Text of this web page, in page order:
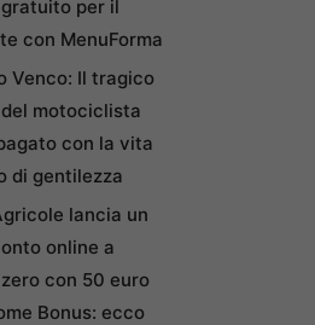
per il
con MenuForma
Venco: Il tragico
motociclista
con la vita
di gentilezza
lancia un
online a
con 50 euro
Bonus: ecco